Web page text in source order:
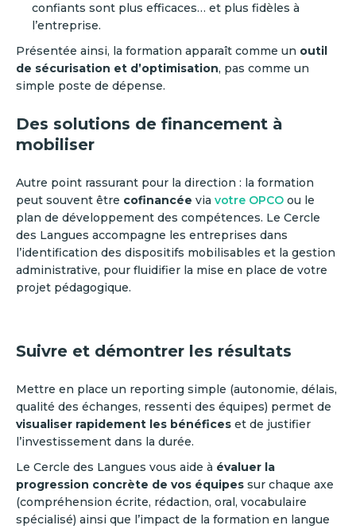
confiants sont plus efficaces… et plus fidèles à
l’entreprise.
Présentée ainsi, la formation apparaît comme un outil
de sécurisation et d’optimisation, pas comme un
simple poste de dépense.
Des solutions de financement à
mobiliser
Autre point rassurant pour la direction : la formation
peut souvent être cofinancée via votre OPCO ou le
plan de développement des compétences. Le Cercle
des Langues accompagne les entreprises dans
l’identification des dispositifs mobilisables et la gestion
administrative, pour fluidifier la mise en place de votre
projet pédagogique.
Suivre et démontrer les résultats
Mettre en place un reporting simple (autonomie, délais,
qualité des échanges, ressenti des équipes) permet de
visualiser rapidement les bénéfices et de justifier
l’investissement dans la durée.
Le Cercle des Langues vous aide à évaluer la
progression concrète de vos équipes sur chaque axe
(compréhension écrite, rédaction, oral, vocabulaire
spécialisé) ainsi que l’impact de la formation en langue